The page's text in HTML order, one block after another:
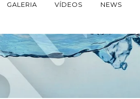
GALERIA VÍDEOS NEWS